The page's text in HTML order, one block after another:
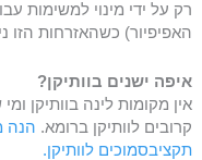
רק על ידי מינוי למשימות
האפיפיור) כשהאזרחות הזו
איפה ישנים בוותיקן?
אין מקומות לינה בוותיקן
קרובים לוותיקן ברומא. הנה
תקציבסמוכים לוותיקן.